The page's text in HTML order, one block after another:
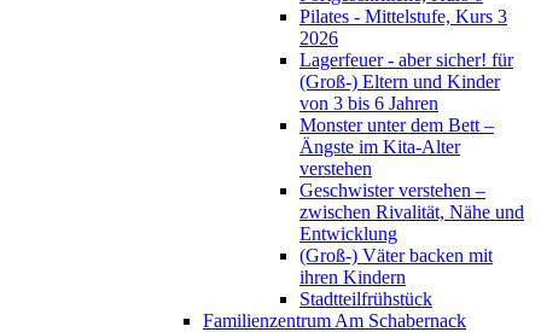
Pilates - Mittelstufe, Kurs 3
2026
Lagerfeuer - aber sicher! für
(Groß-) Eltern und Kinder
von 3 bis 6 Jahren
Monster unter dem Bett –
Ängste im Kita-Alter
verstehen
Geschwister verstehen –
zwischen Rivalität, Nähe und
Entwicklung
(Groß-) Väter backen mit
ihren Kindern
Stadtteilfrühstück
Familienzentrum Am Schabernack